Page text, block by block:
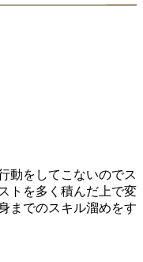
動をしてこないのでス
トを多く積んだ上で変
までのスキル溜めをす